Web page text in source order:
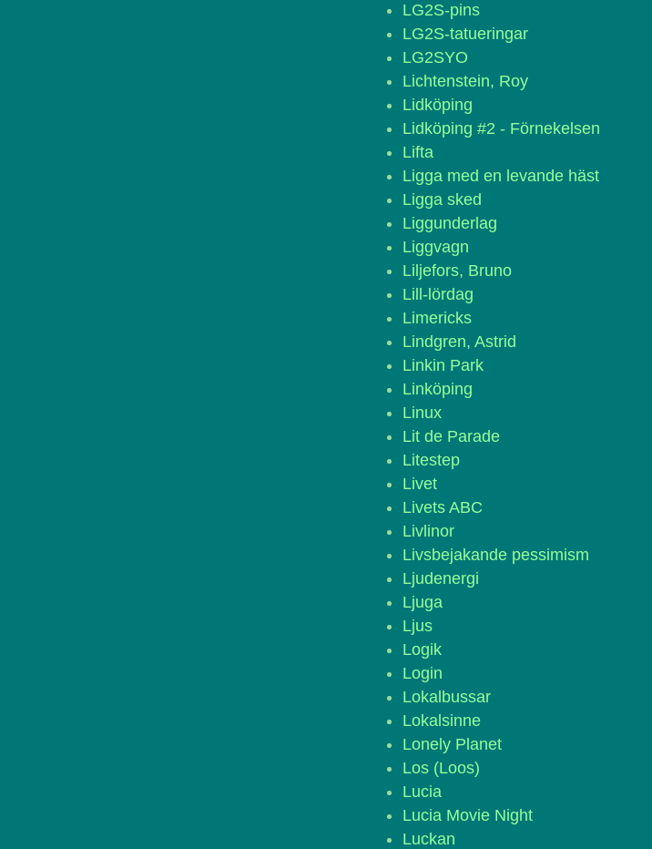
LG2S-pins
LG2S-tatueringar
LG2SYO
Lichtenstein, Roy
Lidköping
Lidköping #2 - Förnekelsen
Lifta
Ligga med en levande häst
Ligga sked
Liggunderlag
Liggvagn
Liljefors, Bruno
Lill-lördag
Limericks
Lindgren, Astrid
Linkin Park
Linköping
Linux
Lit de Parade
Litestep
Livet
Livets ABC
Livlinor
Livsbejakande pessimism
Ljudenergi
Ljuga
Ljus
Logik
Login
Lokalbussar
Lokalsinne
Lonely Planet
Los (Loos)
Lucia
Lucia Movie Night
Luckan